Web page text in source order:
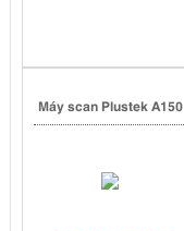
Máy scan Plustek A150